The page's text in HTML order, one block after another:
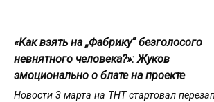
«Как взять на „Фабрику“ безголосого
невнятного человека?»: Жуков
эмоционально о блате на проекте
Новости 3 марта на ТНТ стартовал